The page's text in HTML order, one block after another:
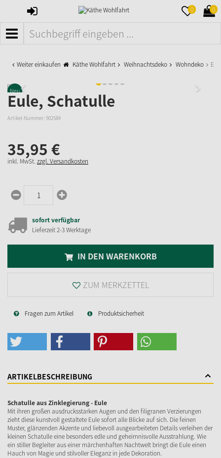
ANMELDEN 0 0
MENÜ
Weiter einkaufen Käthe Wohlfahrt Weihnachtsdeko Wohndeko
Neu
Eule, Schatulle
Artikel-Nummer: 902584
35,95 €
inkl. MwSt. zzgl. Versandkosten
sofort verfügbar
Lieferzeit 2-3 Werktage
IN DEN WARENKORB
ZUM MERKZETTEL
Fragen zum Artikel Produktsicherheit
ARTIKELBESCHREIBUNG
Schatulle aus Zinklegierung - Eule
Mit ihren großen ausdrucksstarken Augen und den filigranen Verzierungen
zieht diese kunstvoll gestaltete Eule sofort alle Blicke auf sich. Die feinen
Muster, glänzenden Akzente und liebevoll ausgearbeiteten Details verleihen der
kleinen Schatulle eine besonders edle und geheimnisvolle Ausstrahlung. Wie
ein stiller Begleiter aus einer märchenhaften Nachtwelt bringt die Eule einen
Hauch von Magie und stilvoller Eleganz in jede Dekoration.